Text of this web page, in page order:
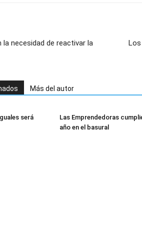
la necesidad de reactivar la
Los
Más del autor
será
Las Emprendedoras
año en el basural